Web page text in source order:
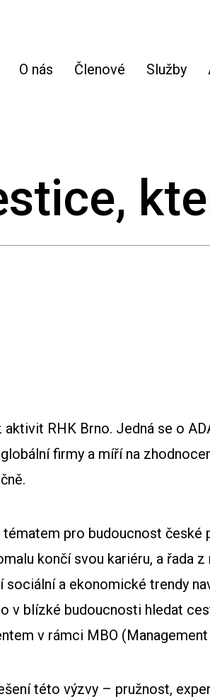
O nás Členové Služby
RHK Brno. Jedná se o
firmy a míří na
pro budoucnost
končí svou kariéru, a řada
a ekonomické trendy
v blízké budoucnosti hledat
v rámci MBO (Management
této výzvy – pružnost,